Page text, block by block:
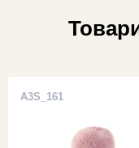
Товари
A3S_161